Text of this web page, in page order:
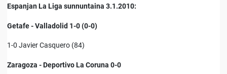
Espanjan La Liga sunnuntaina 3.1.2010:
Getafe - Valladolid 1-0 (0-0)
1-0 Javier Casquero (84)
Zaragoza - Deportivo La Coruna 0-0